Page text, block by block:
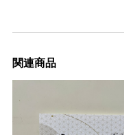
関連商品